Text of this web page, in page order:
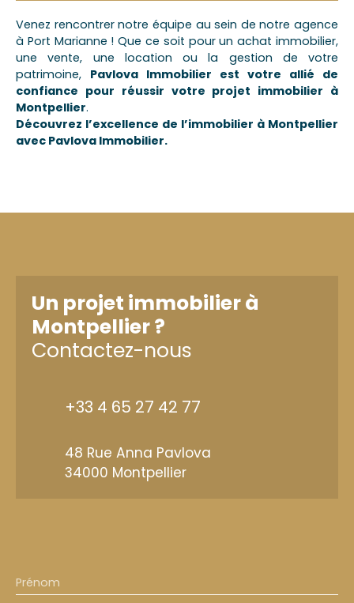
Venez rencontrer notre équipe au sein de notre agence
à Port Marianne ! Que ce soit pour un achat immobilier,
une vente, une location ou la gestion de votre
patrimoine, Pavlova Immobilier est votre allié de
confiance pour réussir votre projet immobilier à
Montpellier.
Découvrez l’excellence de l’immobilier à Montpellier
avec Pavlova Immobilier.
Un projet immobilier à
Montpellier ?
Contactez-nous
+33 4 65 27 42 77
48 Rue Anna Pavlova
34000 Montpellier
Prénom